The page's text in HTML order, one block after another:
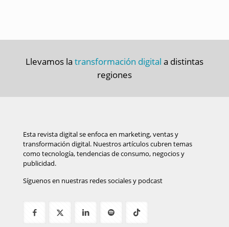
Llevamos la transformación digital a distintas
regiones
Esta revista digital se enfoca en marketing, ventas y
transformación digital. Nuestros artículos cubren temas
como tecnología, tendencias de consumo, negocios y
publicidad.
Síguenos en nuestras redes sociales y podcast